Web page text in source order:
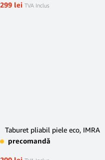
299 lei TVA Inclus
Taburet pliabil piele eco, IMRA
precomandă